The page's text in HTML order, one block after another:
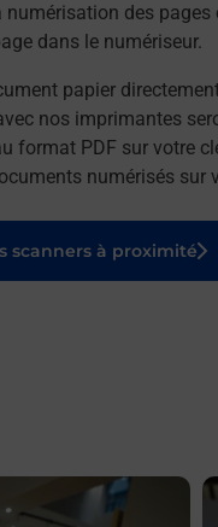
numérisation des pages
dans le numériseur.
papier
nos imprimantes
format PDF sur votre
numérisés sur
scanners à proximité
un nouvel onglet